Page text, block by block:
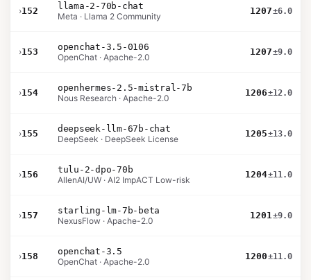
›152
llama-2-70b-chat
Meta · Llama 2 Community
1207±6.0
›153
openchat-3.5-0106
OpenChat · Apache-2.0
1207±9.0
›154
openhermes-2.5-mistral-7b
Nous Research · Apache-2.0
1206±12.0
›155
deepseek-llm-67b-chat
DeepSeek · DeepSeek License
1205±13.0
›156
tulu-2-dpo-70b
AllenAI/UW · AI2 ImpACT Low-risk
1204±11.0
›157
starling-lm-7b-beta
NexusFlow · Apache-2.0
1201±9.0
›158
openchat-3.5
OpenChat · Apache-2.0
1200±11.0